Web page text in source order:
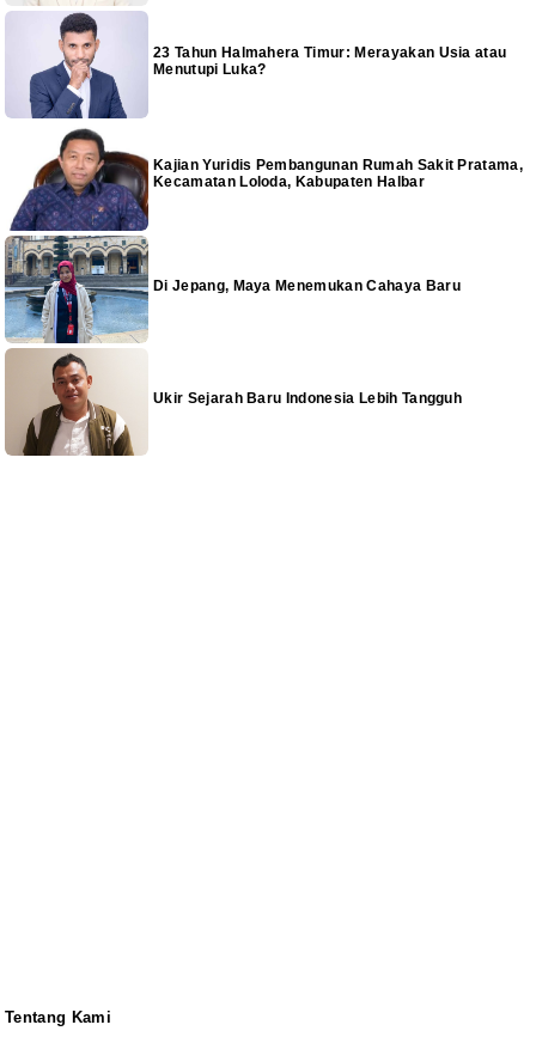
23 Tahun Halmahera Timur: Merayakan Usia atau
Menutupi Luka?
Kajian Yuridis Pembangunan Rumah Sakit Pratama,
Kecamatan Loloda, Kabupaten Halbar
Di Jepang, Maya Menemukan Cahaya Baru
Ukir Sejarah Baru Indonesia Lebih Tangguh
Tentang Kami